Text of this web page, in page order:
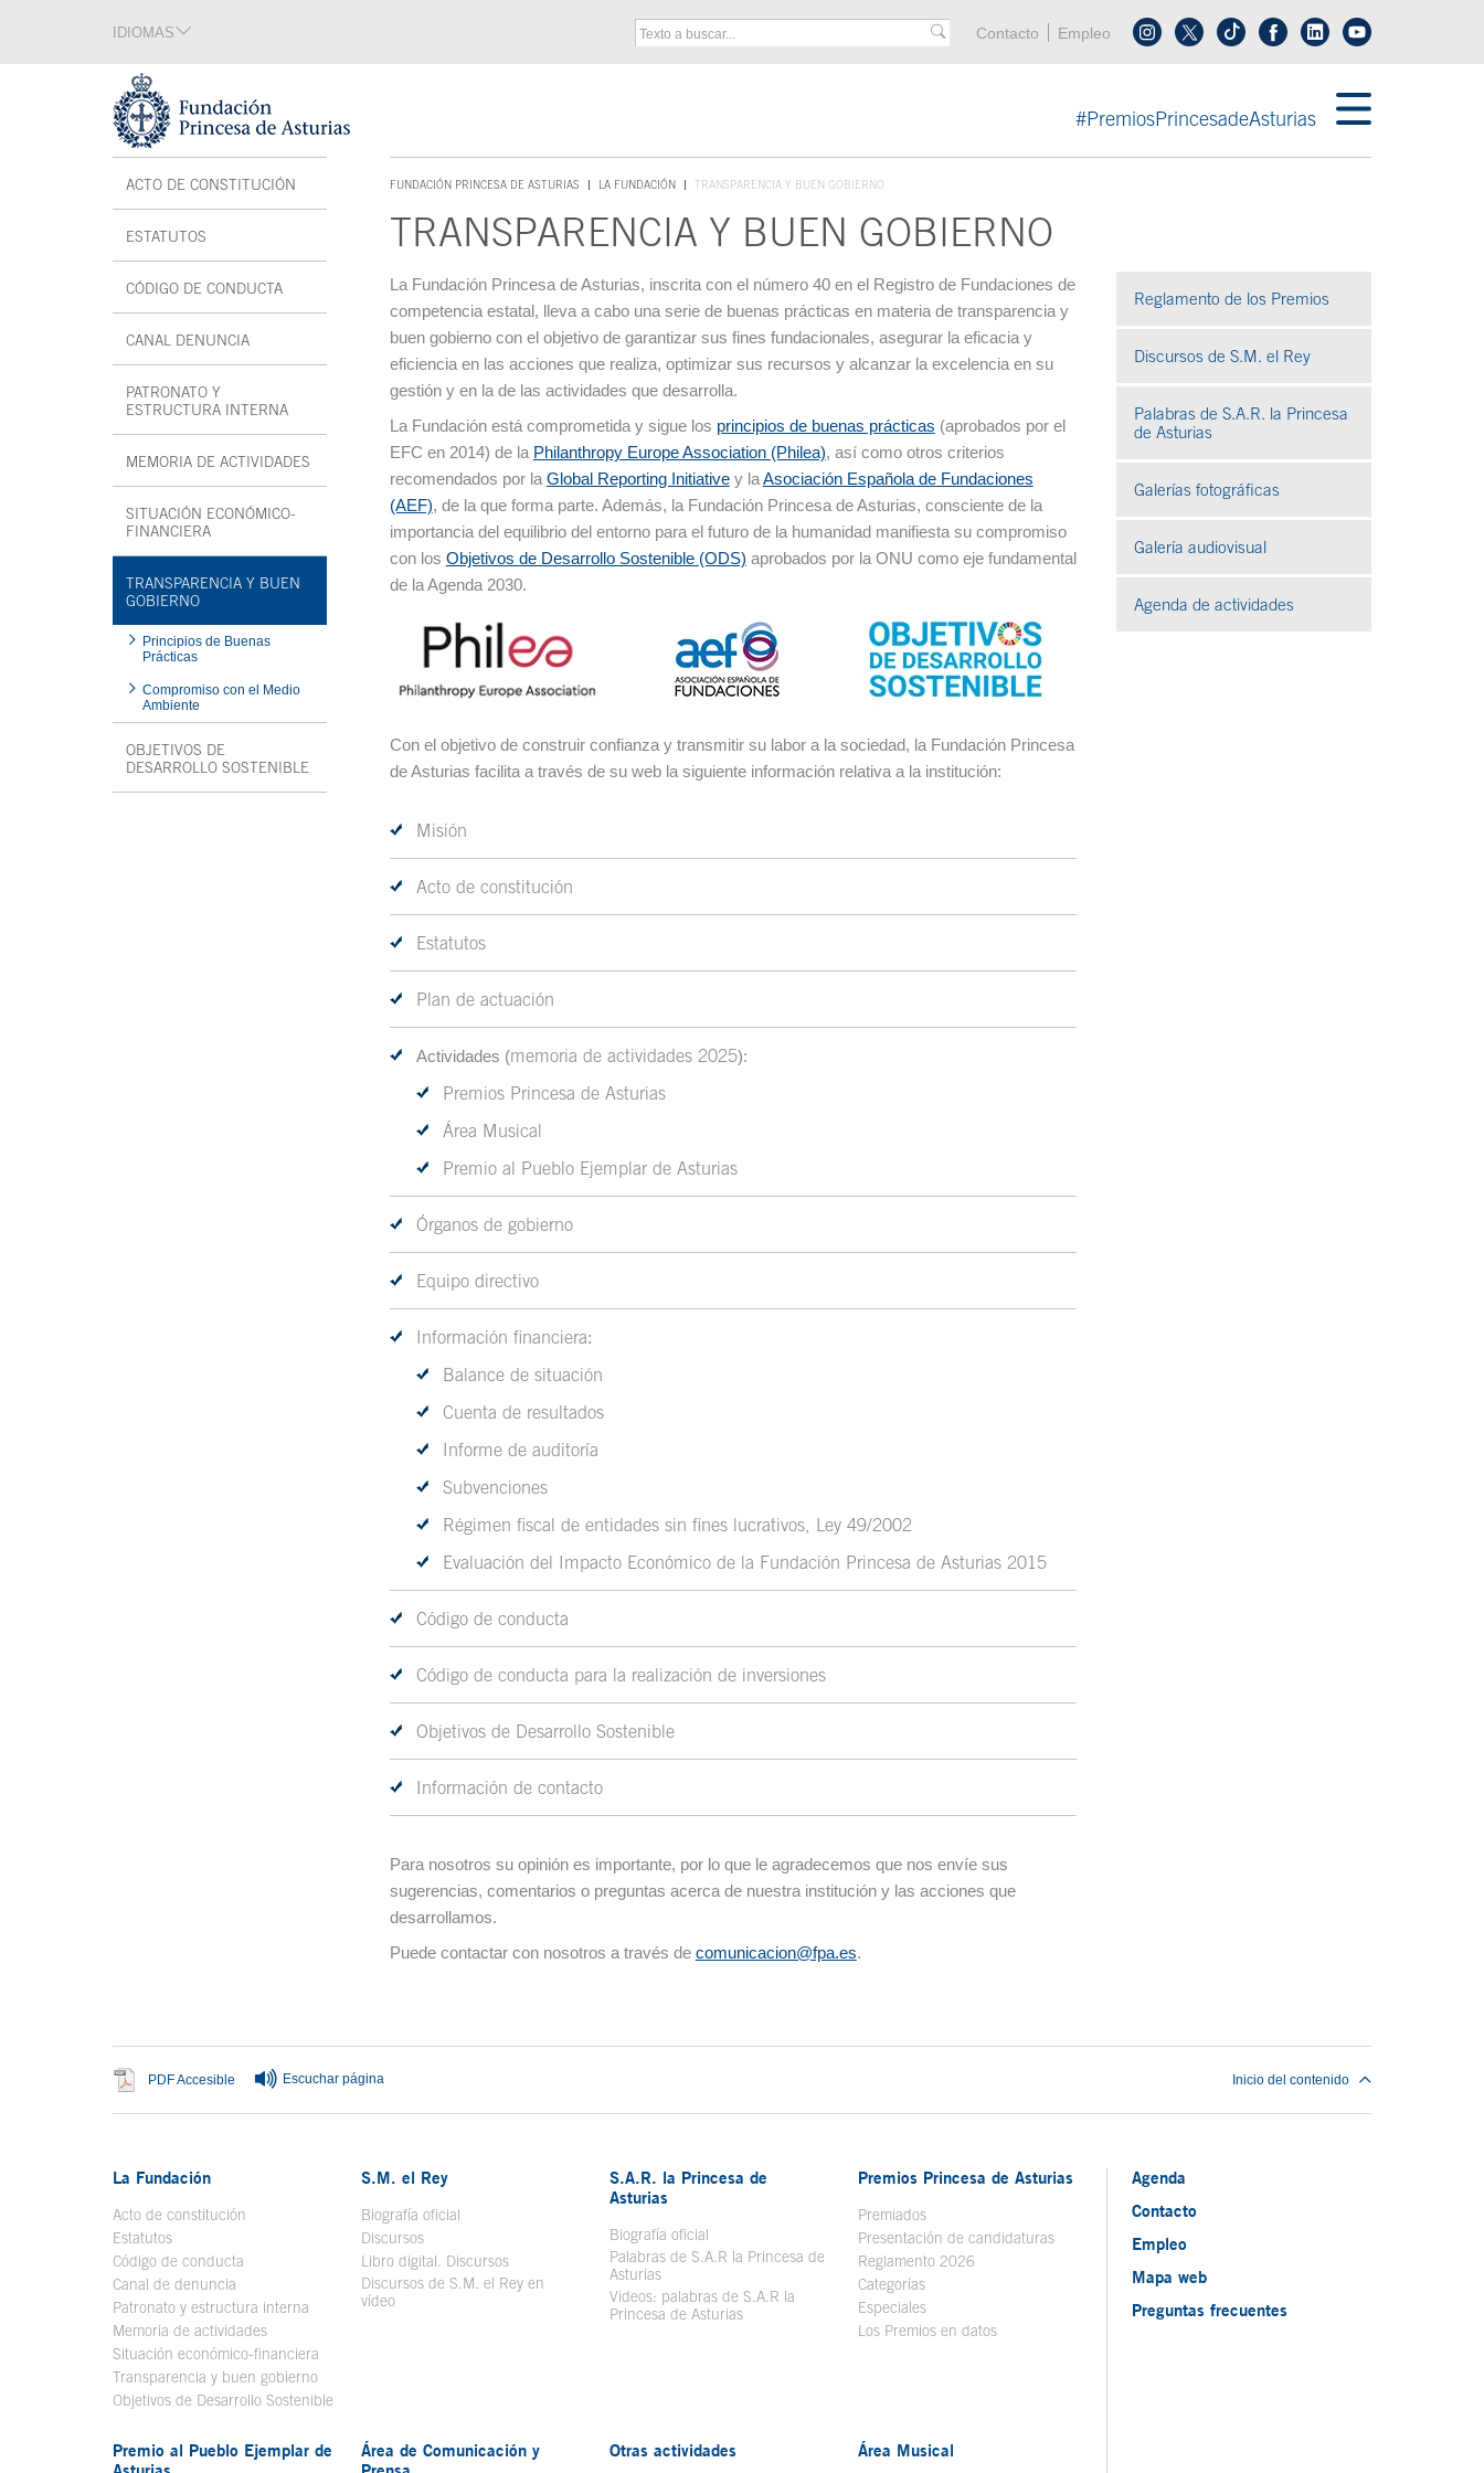
Tecla de acceso 1
IDIOMAS Menú cabecera
Contacto Empleo Síguenos en tiktokSíguenos en linkedin
#PremiosPrincesadeAsturias
ACTO DE CONSTITUCIÓN
ESTATUTOS
CÓDIGO DE CONDUCTA
CANAL DENUNCIA SE ABRE EN VENTANA NUEVA
PATRONATO Y
ESTRUCTURA INTERNA
MEMORIA DE ACTIVIDADES
SITUACIÓN ECONÓMICO-
FINANCIERA
TRANSPARENCIA Y BUEN
GOBIERNO
Principios de Buenas
Prácticas
Compromiso con el Medio
Ambiente
OBJETIVOS DE
DESARROLLO SOSTENIBLE
FUNDACIÓN PRINCESA DE ASTURIAS
TECLA DE ACCESO 1
LA FUNDACIÓN TRANSPARENCIA Y BUEN GOBIERNO
TRANSPARENCIA Y BUEN GOBIERNO
Contenido principal
La Fundación Princesa de Asturias, inscrita con el número 40 en el Registro de Fundaciones de
competencia estatal, lleva a cabo una serie de buenas prácticas en materia de transparencia y
buen gobierno con el objetivo de garantizar sus fines fundacionales, asegurar la eficacia y
eficiencia en las acciones que realiza, optimizar sus recursos y alcanzar la excelencia en su
gestión y en la de las actividades que desarrolla.
La Fundación está comprometida y sigue los principios de buenas prácticas (aprobados por el
EFC en 2014) de la Philanthropy Europe Association (Philea), así como otros criterios
recomendados por la Global Reporting Initiativey laAsociación Española de Fundaciones
(AEF), de la que forma parte. Además, la Fundación Princesa de Asturias, consciente de la
importancia del equilibrio del entorno para el futuro de la humanidad manifiesta su compromiso
con los Objetivos de Desarrollo Sostenible (ODS) aprobados por la ONU como eje fundamental
de la Agenda 2030.
Con el objetivo de construir confianza y transmitir su labor a la sociedad, la Fundación Princesa
de Asturias facilita a través de su web la siguiente información relativa a la institución:
Misión
Acto de constitución
Estatutos
Plan de actuación
Actividades (memoria de actividades 2025):
Premios Princesa de Asturias
Área Musical
Premio al Pueblo Ejemplar de Asturias
Órganos de gobierno
Equipo directivo
Información financiera:
Balance de situación
Cuenta de resultados
Informe de auditoría
Subvenciones
Régimen fiscal de entidades sin fines lucrativos, Ley 49/2002
Evaluación del Impacto Económico de la Fundación Princesa de Asturias 2015
Código de conducta
Código de conducta para la realización de inversiones
Objetivos de Desarrollo Sostenible
Información de contacto
Para nosotros su opinión es importante, por lo que le agradecemos que nos envíe sus
sugerencias, comentarios o preguntas acerca de nuestra institución y las acciones que
desarrollamos.
Puede contactar con nosotros a través de comunicacion@fpa.es.
Reglamento de los Premios
Discursos de S.M. el Rey
Palabras de S.A.R. la Princesa
de Asturias
Galerías fotográficas
Galería audiovisualSe abre en ventana nueva
Agenda de actividades
PDF Accesible Se abre en ventana nueva
Escuchar página Inicio del contenido
La Fundación
Acto de constitución
Estatutos
Código de conducta
Canal de denuncia
Patronato y estructura interna
Memoria de actividades
Situación económico-financiera
Transparencia y buen gobierno
Objetivos de Desarrollo Sostenible
S.M. el Rey
Biografía oficial
Discursos
Libro digital. DiscursosSe abre en ventana nueva
Discursos de S.M. el Rey en
vídeoSe abre en ventana nueva
S.A.R. la Princesa de
Asturias
Biografía oficial Se abre en ventana nueva
Palabras de S.A.R la Princesa de
Asturias
Videos: palabras de S.A.R la
Princesa de Asturias
Premios Princesa de Asturias
Premiados
Presentación de candidaturas
Reglamento 2026
Categorías
Especiales
Los Premios en datos
Premio al Pueblo Ejemplar de
Área de Comunicación y
Otras actividades Área Musical
Agenda
Contacto
Empleo
Mapa web
Preguntas frecuentes